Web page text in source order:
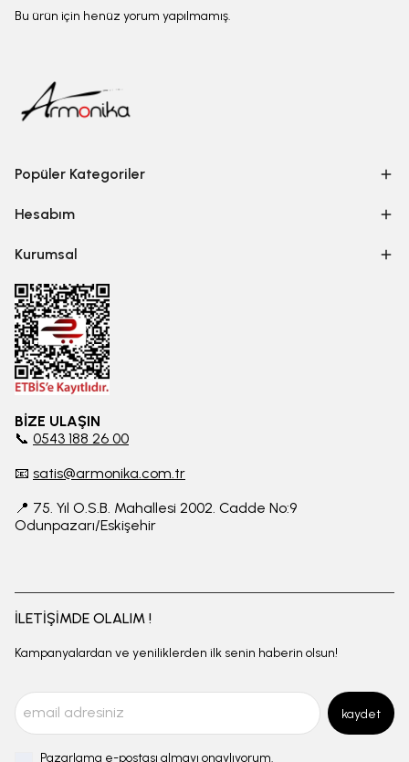
Bu ürün için henüz yorum yapılmamış.
Popüler Kategoriler
Hesabım
Kurumsal
BİZE ULAŞIN
📞 0543 188 26 00
📧 satis@armonika.com.tr
📍 75. Yıl O.S.B. Mahallesi 2002. Cadde No:9
Odunpazarı/Eskişehir
İLETİŞİMDE OLALIM !
Kampanyalardan ve yeniliklerden ilk senin haberin olsun!
kaydet
Pazarlama e-postası almayı onaylıyorum.